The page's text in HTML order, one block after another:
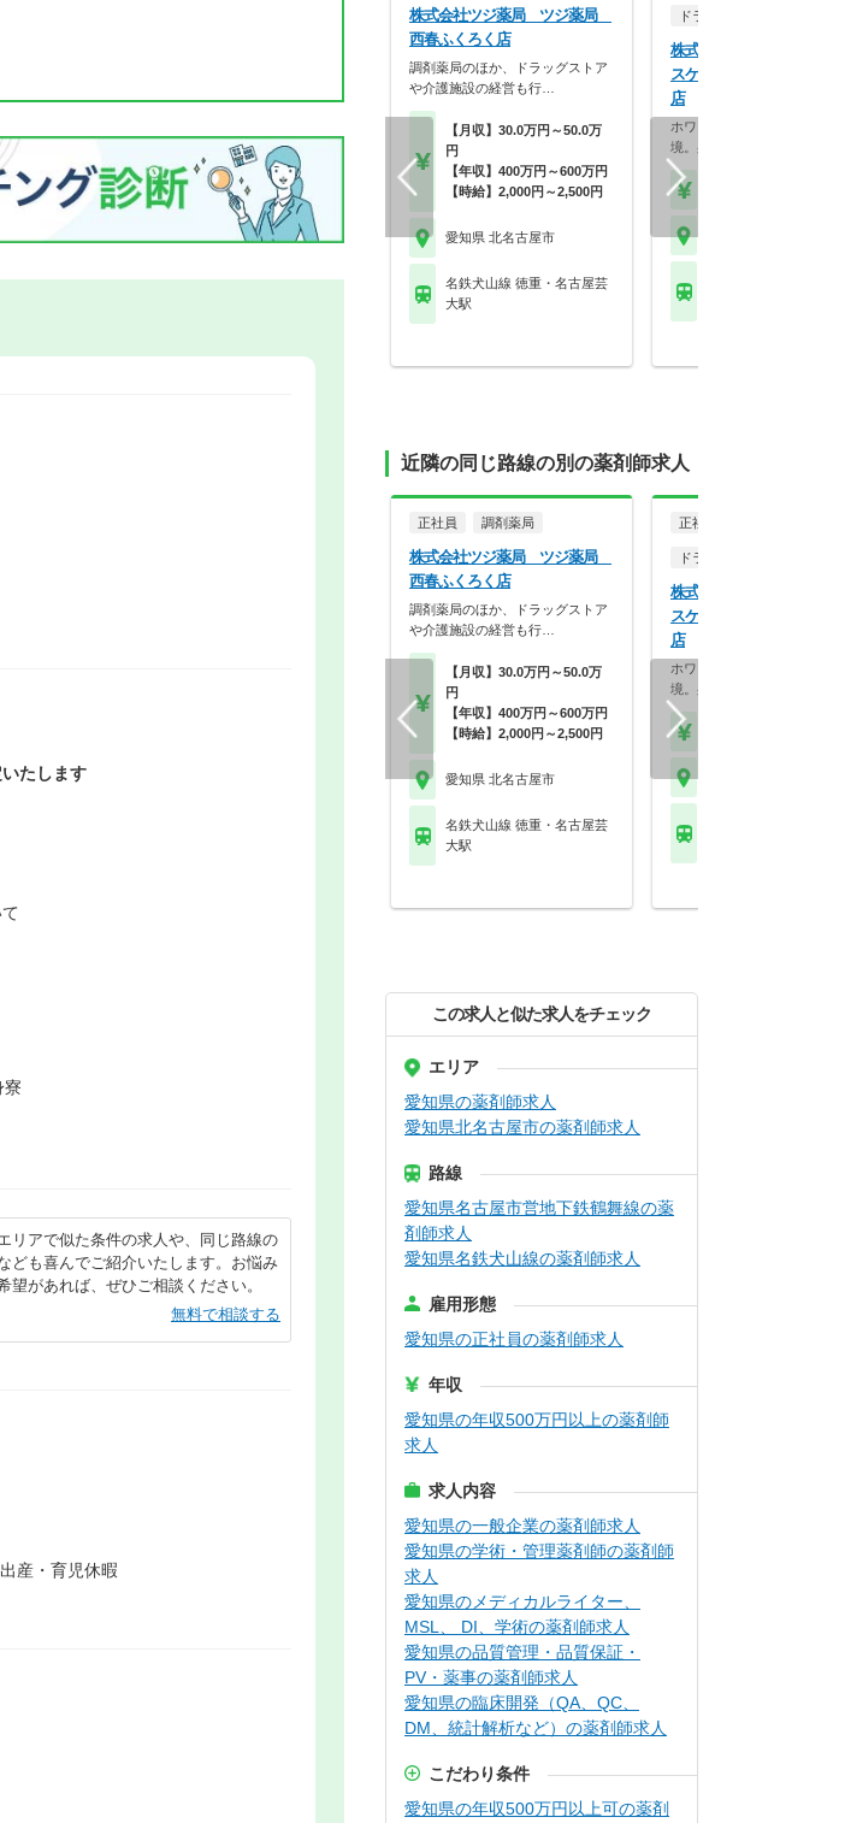
たします
寮
リアで似た条件の求人や、同じ路線の
ども喜んでご紹介いたします。お悩み
望があれば、ぜひご相談ください。
無料で相談する
産・育児休暇
株式会社ツジ薬局 ツジ薬局
西春ふくろく店
調剤薬局のほか、ドラッグストア
や介護施設の経営も行…
【月収】30.0万円～50.0万
円
【年収】400万円～600万円
【時給】2,000円～2,500円
愛知県 北名古屋市
名鉄犬山線 徳重・名古屋芸
大駅
ドラッグストア（調剤併設
株式会社ココカラファイ
スケア ジップドラッグ
店
ホワイト500認定のクリーン
境。身だしなみの自…
近隣の同じ路線の別の薬剤師求人
正社員 調剤薬局
株式会社ツジ薬局 ツジ薬局
西春ふくろく店
調剤薬局のほか、ドラッグストア
や介護施設の経営も行…
【月収】30.0万円～50.0万
円
【年収】400万円～600万円
【時給】2,000円～2,500円
愛知県 北名古屋市
名鉄犬山線 徳重・名古屋芸
大駅
正社員
ドラッグストア（調剤併設
株式会社ココカラファイ
スケア ジップドラッグ
店
ホワイト500認定のクリーン
境。身だしなみの自…
この求人と似た求人をチェック
エリア
愛知県の薬剤師求人
愛知県北名古屋市の薬剤師求人
路線
愛知県名古屋市営地下鉄鶴舞線の薬
剤師求人
愛知県名鉄犬山線の薬剤師求人
雇用形態
愛知県の正社員の薬剤師求人
年収
愛知県の年収500万円以上の薬剤師
求人
求人内容
愛知県の一般企業の薬剤師求人
愛知県の学術・管理薬剤師の薬剤師
求人
愛知県のメディカルライター、
MSL、 DI、学術の薬剤師求人
愛知県の品質管理・品質保証・
PV・薬事の薬剤師求人
愛知県の臨床開発（QA、QC、
DM、統計解析など）の薬剤師求人
こだわり条件
愛知県の年収500万円以上可の薬剤